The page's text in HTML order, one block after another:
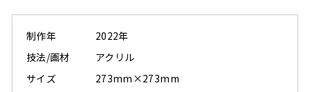
制作年
2022年
技法/画材
アクリル
サイズ
273mm×273mm